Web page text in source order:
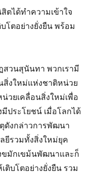
ตได้ทำความเข้าใจ
โตอย่างยั่งยืน พร้อม
วนสุนันทา พวกเรามี
สิ่งใหม่แห่งชาติหน่วย
วยเคลื่อนสิ่งใหม่เพื่อ
ประโยชน์ เมื่อโลกได้
ดังกล่าวการพัฒนา
ยีรวมทั้งสิ่งใหม่ยุค
ขมักเขม้นพัฒนาและก็
บโตอย่างยั่งยืน รวม